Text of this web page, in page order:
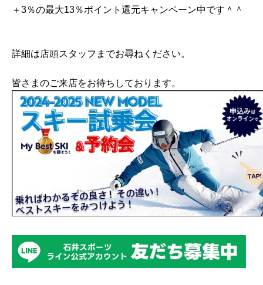
＋3％の最大13％ポイント還元キャンペーン中です＾＾
詳細は店頭スタッフまでお尋ねください。
皆さまのご来店をお待ちしております。